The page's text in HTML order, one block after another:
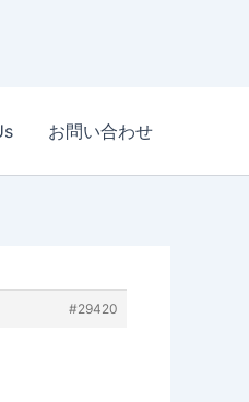
お問い合わせ
#29420